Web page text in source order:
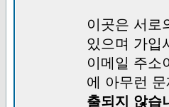
이곳은 서로
있으며 가입
이메일 주소
에 아무런
출되지 않습